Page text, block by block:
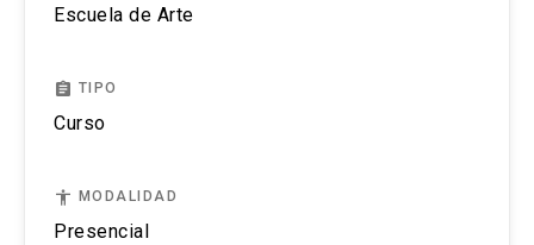
Escuela de Arte
assignment TIPO
Curso
accessibility MODALIDAD
Presencial